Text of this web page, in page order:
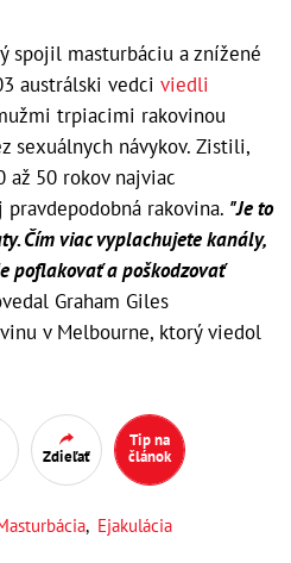
spojil masturbáciu a znížené
austrálski vedci viedli
trpiacimi rakovinou
sexuálnych návykov. Zistili,
50 rokov najviac
rakovina. "Je to
Čím viac vyplachujete kanály,
poflakovať a poškodzovať
Graham Giles
v Melbourne, ktorý viedol
Zdieľať
Tip na
článok
, Ejakulácia